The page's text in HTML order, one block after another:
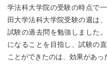
学法科大学院の受験の時点で
田大学法科大学院受験の週は
試験の過去問を勉強しました
になることを目指し、試験の
ことができたのは、効果があっ